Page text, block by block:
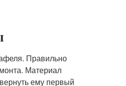
Правильно
Материал
ему первый